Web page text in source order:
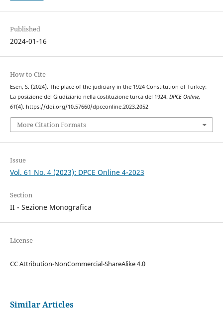
Published
2024-01-16
How to Cite
Esen, S. (2024). The place of the judiciary in the 1924 Constitution of Turkey:
La posizione del Giudiziario nella costituzione turca del 1924. DPCE Online,
61(4). https://doi.org/10.57660/dpceonline.2023.2052
More Citation Formats
Issue
Vol. 61 No. 4 (2023): DPCE Online 4-2023
Section
II - Sezione Monografica
License
CC Attribution-NonCommercial-ShareAlike 4.0
Similar Articles